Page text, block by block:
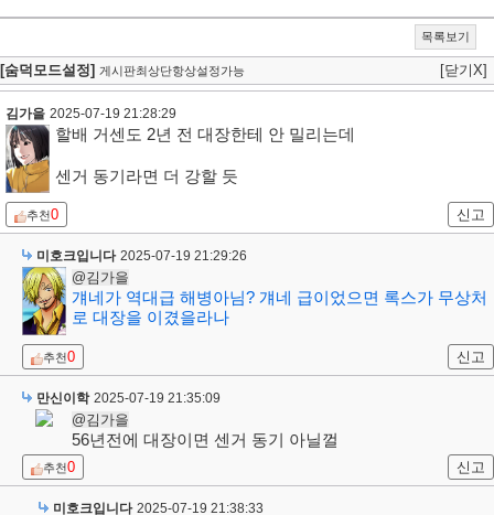
목록보기
[숨덕모드설정] 게시판최상단항상설정가능 [닫기X]
김가을 2025-07-19 21:28:29
할배 거센도 2년 전 대장한테 안 밀리는데
센거 동기라면 더 강할 듯
추천0 신고
미호크입니다 2025-07-19 21:29:26
@김가을
걔네가 역대급 해병아님? 걔네 급이었으면 록스가 무상처
로 대장을 이겼을라나
추천0 신고
만신이학 2025-07-19 21:35:09
@김가을
56년전에 대장이면 센거 동기 아닐껄
추천0 신고
미호크입니다 2025-07-19 21:38:33